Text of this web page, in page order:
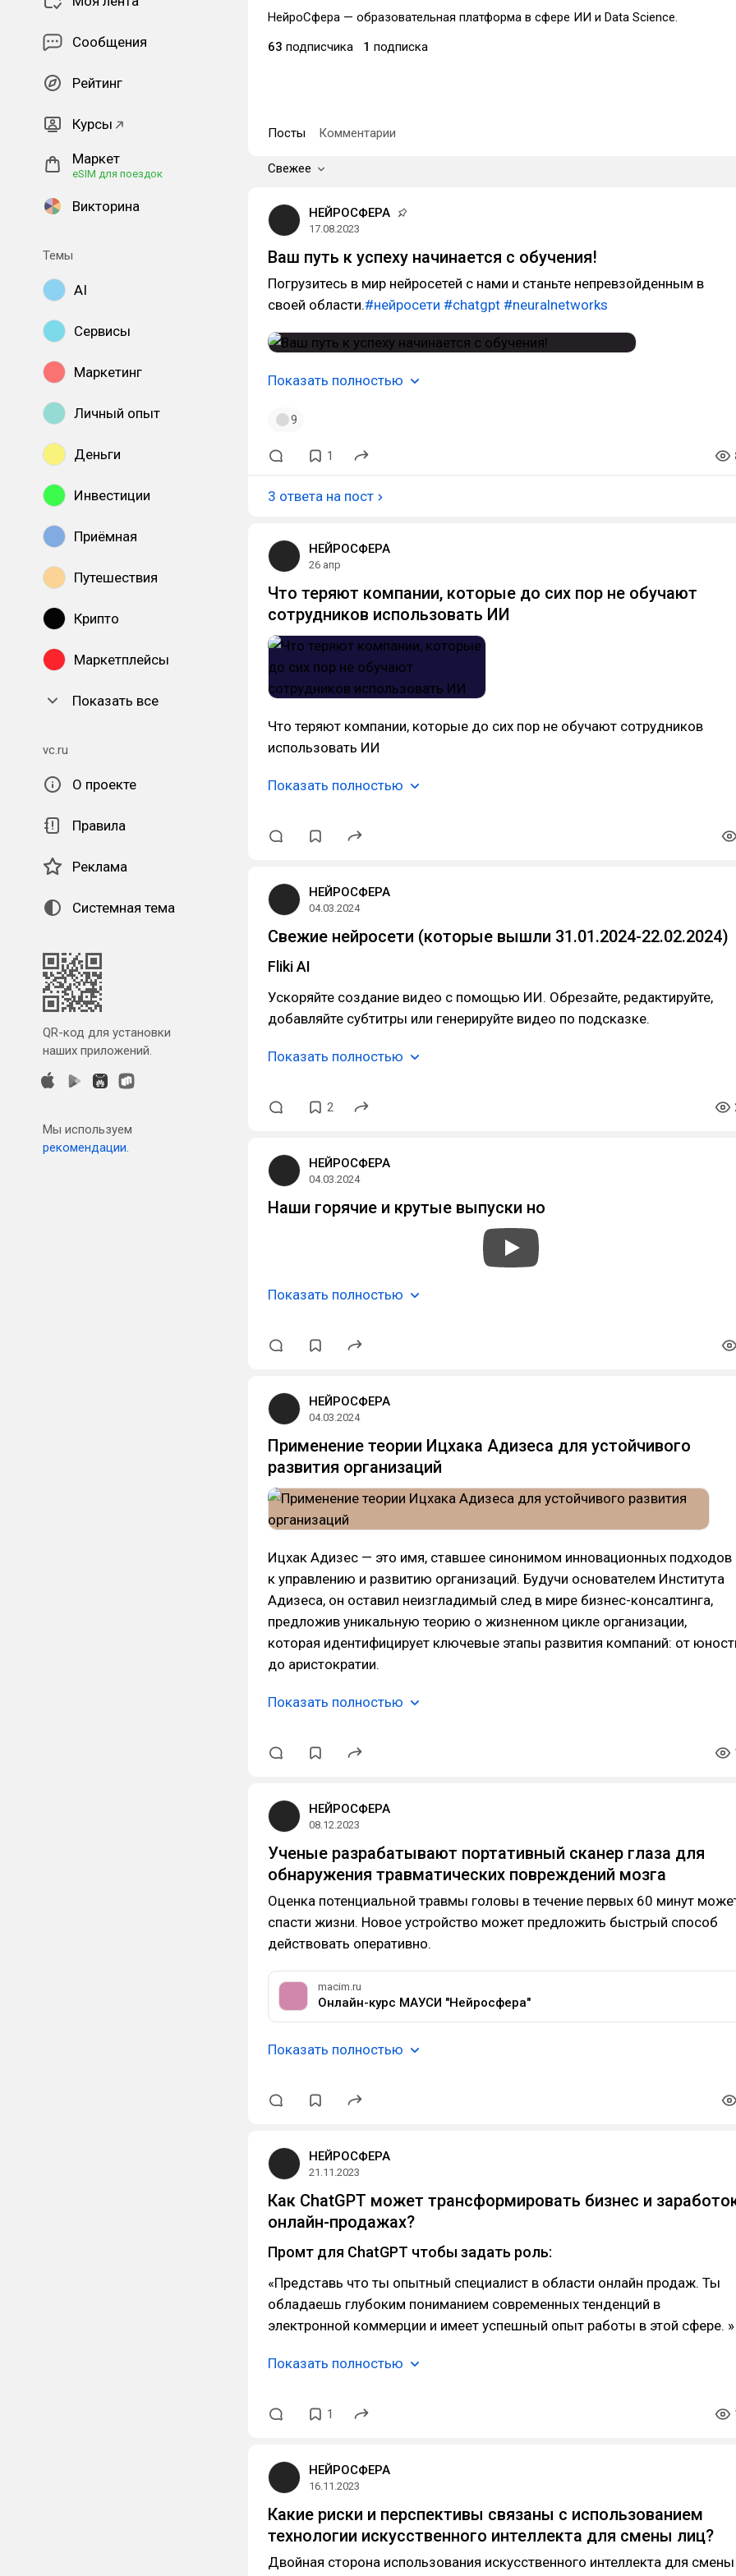
Сообщения
Рейтинг
Курсы
Маркет
eSIM для поездок
Викторина
Темы
AI
Сервисы
Маркетинг
Личный опыт
Деньги
Инвестиции
Приёмная
Путешествия
Крипто
Маркетплейсы
Показать все
vc.ru
О проекте
Правила
Реклама
Системная тема
QR-код для установки
наших приложений.
Мы используем
рекомендации.
НейроСфера — образовательная платформа в сфере ИИ и Data Science.
63 подписчика 1 подписка
Посты Комментарии
Свежее
НЕЙРОСФЕРА
17.08.2023
Ваш путь к успеху начинается с обучения!
Погрузитесь в мир нейросетей с нами и станьте непревзойденным в
своей области.#нейросети #chatgpt #neuralnetworks
Показать полностью
9
1
3 ответа на пост
НЕЙРОСФЕРА
26 апр
Что теряют компании, которые до сих пор не обучают
сотрудников использовать ИИ
Что теряют компании, которые до сих пор не обучают сотрудников
использовать ИИ
Показать полностью
НЕЙРОСФЕРА
04.03.2024
Свежие нейросети (которые вышли 31.01.2024-22.02.2024)
Fliki AI
Ускоряйте создание видео с помощью ИИ. Обрезайте, редактируйте,
добавляйте субтитры или генерируйте видео по подсказке.
Показать полностью
2
НЕЙРОСФЕРА
04.03.2024
Наши горячие и крутые выпуски но
Показать полностью
НЕЙРОСФЕРА
04.03.2024
Применение теории Ицхака Адизеса для устойчивого
развития организаций
Ицхак Адизес — это имя, ставшее синонимом инновационных подходов
к управлению и развитию организаций. Будучи основателем Института
Адизеса, он оставил неизгладимый след в мире бизнес-консалтинга,
предложив уникальную теорию о жизненном цикле организации,
которая идентифицирует ключевые этапы развития компаний: от
до аристократии.
Показать полностью
НЕЙРОСФЕРА
08.12.2023
Ученые разрабатывают портативный сканер глаза для
обнаружения травматических повреждений мозга
Оценка потенциальной травмы головы в течение первых 60 минут
спасти жизни. Новое устройство может предложить быстрый способ
действовать оперативно.
macim.ru
Онлайн-курс МАУСИ "Нейросфера"
Показать полностью
НЕЙРОСФЕРА
21.11.2023
Как ChatGPT может трансформировать бизнес и
онлайн-продажах?
Промт для ChatGPT чтобы задать роль:
«Представь что ты опытный специалист в области онлайн продаж. Ты
обладаешь глубоким пониманием современных тенденций в
электронной коммерции и имеет успешный опыт работы в этой сфере. »
Показать полностью
1
НЕЙРОСФЕРА
16.11.2023
Какие риски и перспективы связаны с использованием
технологии искусственного интеллекта для смены лиц?
Двойная сторона использования искусственного интеллекта для смены